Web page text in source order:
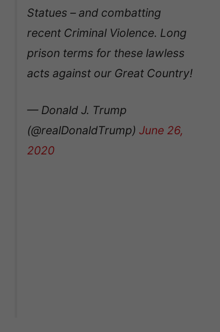
Statues – and combatting
recent Criminal Violence. Long
prison terms for these lawless
acts against our Great Country!
— Donald J. Trump
(@realDonaldTrump) June 26,
2020